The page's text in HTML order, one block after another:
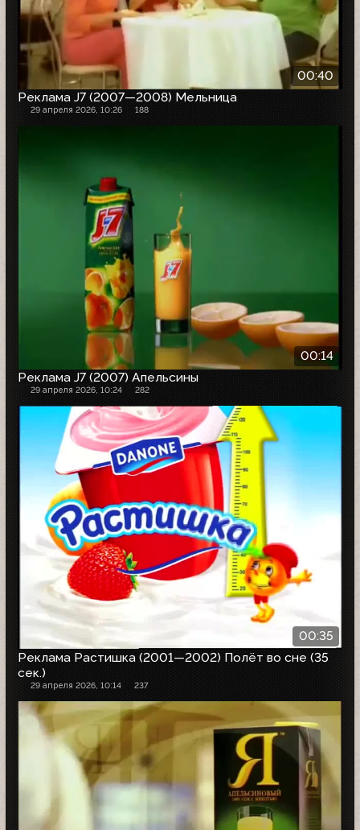
00:40
Реклама J7 (2007—2008) Мельница
29 апреля 2026, 10:26 188
00:14
Реклама J7 (2007) Апельсины
29 апреля 2026, 10:24 282
00:35
Реклама Растишка (2001—2002) Полёт во сне (35
сек.)
29 апреля 2026, 10:14 237